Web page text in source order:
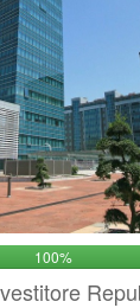
100%